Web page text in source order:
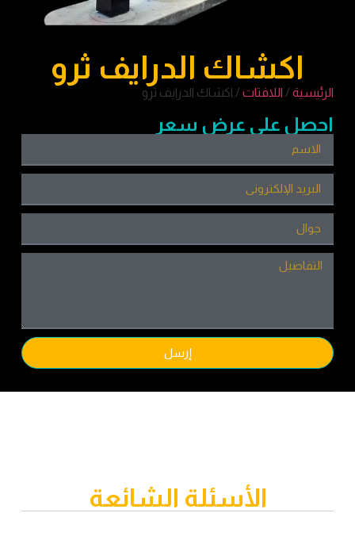
اكشاك الدرايف ثرو
الرئيسية/ اللافتات/ اكشاك الدرايف ثرو
احصل على عرض سعر
إرسل
الأسئلة الشائعة